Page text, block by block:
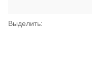
Выделить: